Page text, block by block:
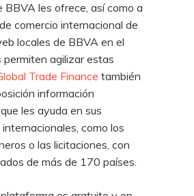
BBVA les ofrece, así como a
comercio internacional de
locales de BBVA en el
permiten agilizar estas
Trade Finance también
información
les ayuda en sus
como los
o las licitaciones, con
de más de 170 países.